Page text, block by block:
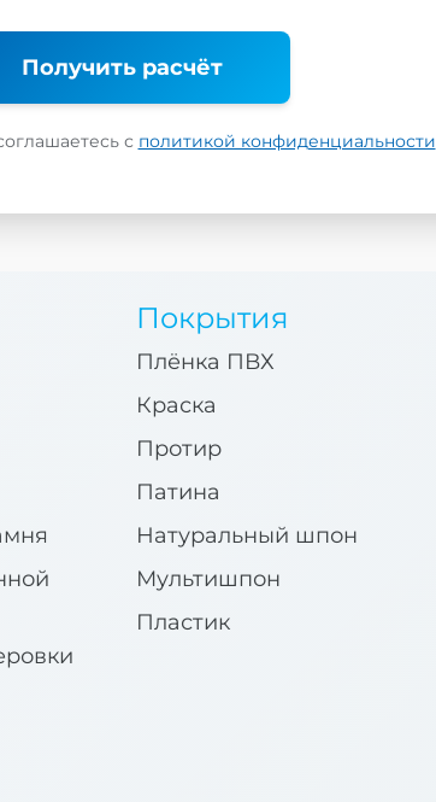
Получить расчёт
с политикой конфиденциальности
Покрытия
Плёнка ПВХ
Краска
Протир
Патина
Натуральный шпон
Мультишпон
Пластик